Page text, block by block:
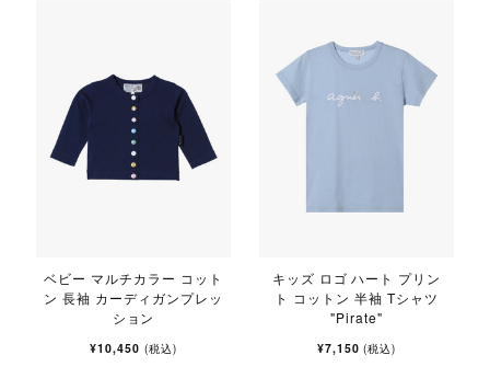
ベビー マルチカラー コット
ン 長袖 カーディガンプレッ
ション
¥10,450 (税込)
キッズ ロゴ ハート プリン
ト コットン 半袖 Tシャツ
"Pirate"
¥7,150(税込)